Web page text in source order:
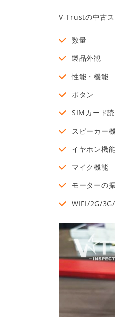
V-Trustの中古ス
数量
製品外観
性能・機能
ボタン
SIMカード
スピーカー
イヤホン機
マイク機能
モーターの
WIFI/2G/